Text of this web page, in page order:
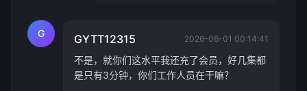
G GYTT12315 2026-06-01 00:14:41
不是，就你们这水平我还充了会员，好几集都
是只有3分钟，你们工作人员在干嘛？